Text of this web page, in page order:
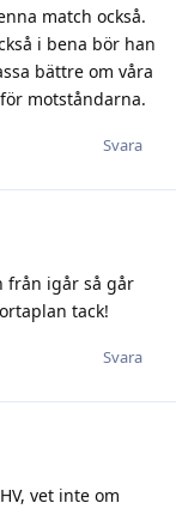
match också.
i bena bör han
bättre om våra
motståndarna.
Svara
från igår så går
tack!
Svara
vet inte om